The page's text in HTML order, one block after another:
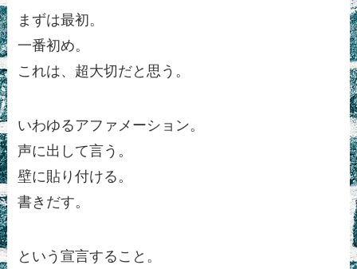
まずは最初。
一番初め。
これは、超大切だと思う。
いわゆるアファメーション。
声に出して言う。
壁に貼り付ける。
書きだす。
という宣言すること。